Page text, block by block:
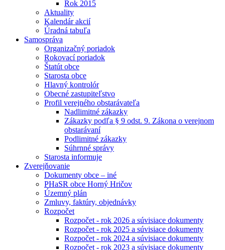
Rok 2015
Aktuality
Kalendár akcií
Úradná tabuľa
Samospráva
Organizačný poriadok
Rokovací poriadok
Štatút obce
Starosta obce
Hlavný kontrolór
Obecné zastupiteľstvo
Profil verejného obstarávateľa
Nadlimitné zákazky
Zákazky podľa § 9 odst. 9. Zákona o verejnom
obstarávaní
Podlimitné zákazky
Súhrnné správy
Starosta informuje
Zverejňovanie
Dokumenty obce – iné
PHaSR obce Horný Hričov
Územný plán
Zmluvy, faktúry, objednávky
Rozpočet
Rozpočet - rok 2026 a súvisiace dokumenty
Rozpočet - rok 2025 a súvisiace dokumenty
Rozpočet - rok 2024 a súvisiace dokumenty
Rozpočet - rok 2023 a súvisiace dokumenty